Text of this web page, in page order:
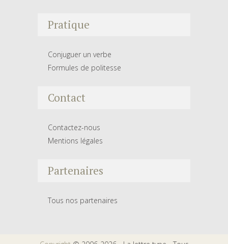
Pratique
Conjuguer un verbe
Formules de politesse
Contact
Contactez-nous
Mentions légales
Partenaires
Tous nos partenaires